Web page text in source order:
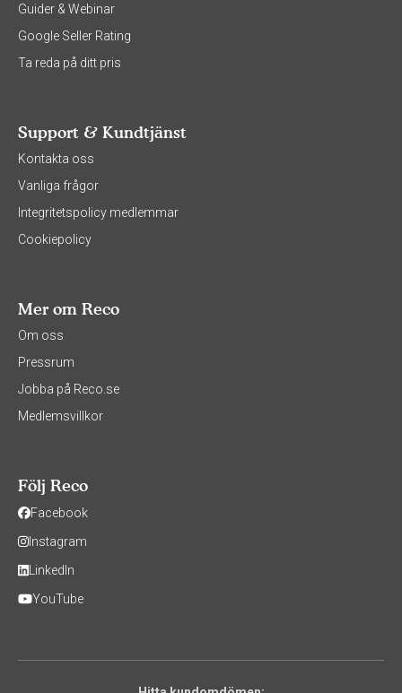
Guider & Webinar
Google Seller Rating
Ta reda på ditt pris
Support & Kundtjänst
Kontakta oss
Vanliga frågor
Integritetspolicy medlemmar
Cookiepolicy
Mer om Reco
Om oss
Pressrum
Jobba på Reco.se
Medlemsvillkor
Följ Reco
Facebook
Instagram
LinkedIn
YouTube